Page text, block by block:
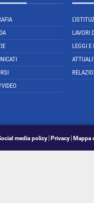
LAVORI
LEGGI E
media policy Privacy Mappa